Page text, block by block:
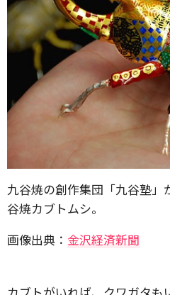
九谷焼の創作集団「九谷塾
谷焼カブトムシ。
画像出典： 金沢経済新聞